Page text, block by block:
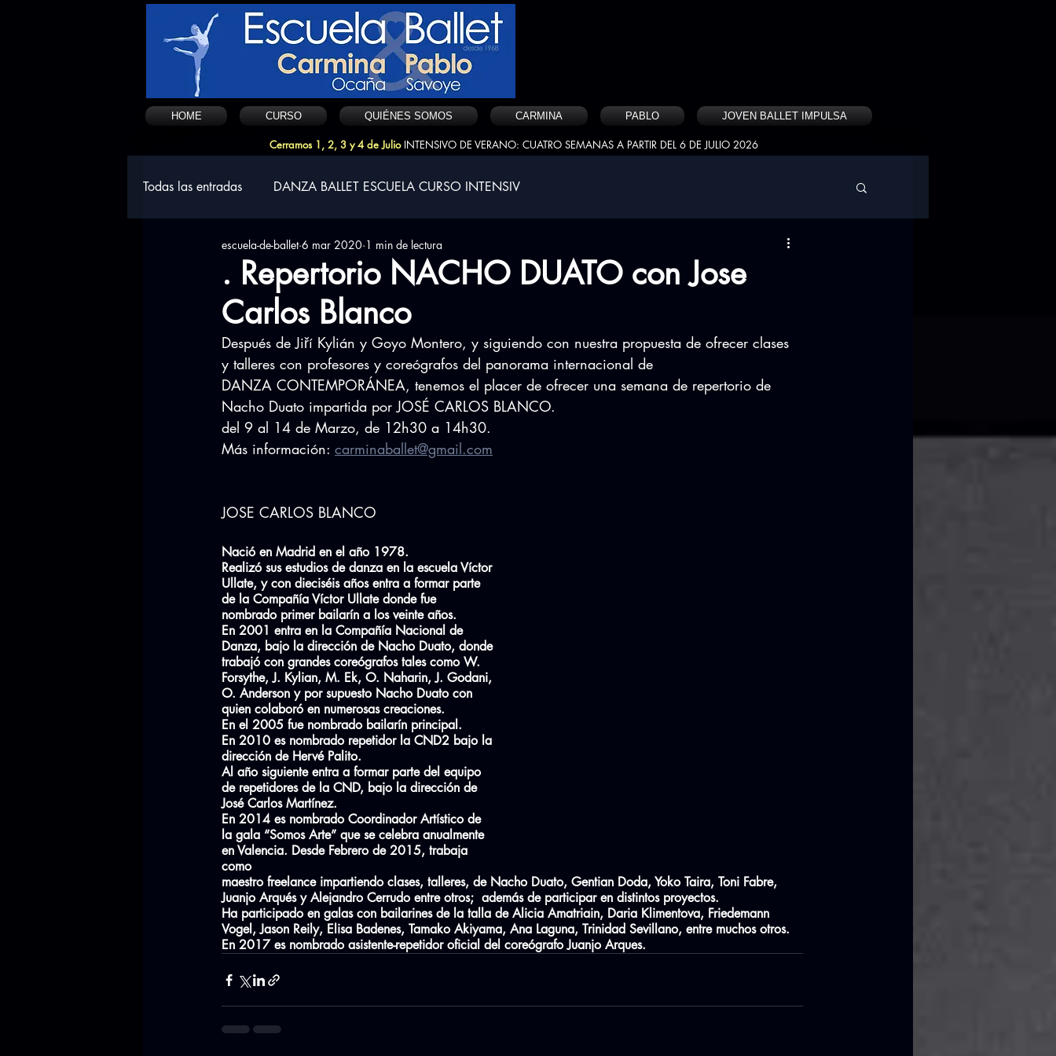
HOME CURSO QUIÉNES SOMOS CARMINA PABLO JOVEN BALLET IMPULSA
Todas las entradas DANZA BALLET ESCUELA CURSO INTENSIV
. Repertorio NACHO DUATO con Jose
Carlos Blanco
escuela-de-ballet 6 mar 2020 1 min de lectura
Después de Jiří Kylián y Goyo Montero, y siguiendo con nuestra propuesta de ofrecer clases
y talleres con profesores y coreógrafos del panorama internacional de
DANZA CONTEMPORÁNEA, tenemos el placer de ofrecer una semana de repertorio de
Nacho Duato impartida por JOSÉ CARLOS BLANCO.
del 9 al 14 de Marzo, de 12h30 a 14h30.
Más información: carminaballet@gmail.com
JOSE CARLOS BLANCO
Nació en Madrid en el año 1978.
Realizó sus estudios de danza en la escuela Víctor
Ullate, y con dieciséis años entra a formar parte
de la Compañía Víctor Ullate donde fue
nombrado primer bailarín a los veinte años.
En 2001 entra en la Compañía Nacional de
Danza, bajo la dirección de Nacho Duato, donde
trabajó con grandes coreógrafos tales como W.
Forsythe, J. Kylian, M. Ek, O. Naharin, J. Godani,
O. Anderson y por supuesto Nacho Duato con
quien colaboró en numerosas creaciones.
En el 2005 fue nombrado bailarín principal.
En 2010 es nombrado repetidor la CND2 bajo la
dirección de Hervé Palito.
Al año siguiente entra a formar parte del equipo
de repetidores de la CND, bajo la dirección de
José Carlos Martínez.
En 2014 es nombrado Coordinador Artístico de
la gala “Somos Arte” que se celebra anualmente
en Valencia. Desde Febrero de 2015, trabaja
como
maestro freelance impartiendo clases, talleres, de Nacho Duato, Gentian Doda, Yoko Taira, Toni Fabre,
Juanjo Arqués y Alejandro Cerrudo entre otros;  además de participar en distintos proyectos.
Ha participado en galas con bailarines de la talla de Alicia Amatriain, Daria Klimentova, Friedemann
Vogel, Jason Reily, Elisa Badenes, Tamako Akiyama, Ana Laguna, Trinidad Sevillano, entre muchos otros.
En 2017 es nombrado asistente-repetidor oficial del coreógrafo Juanjo Arques.
Cerramos 1, 2, 3 y 4 de JulioINTENSIVO DE VERANO: CUATRO SEMANAS A PARTIR DEL 6 DE JULIO 2026